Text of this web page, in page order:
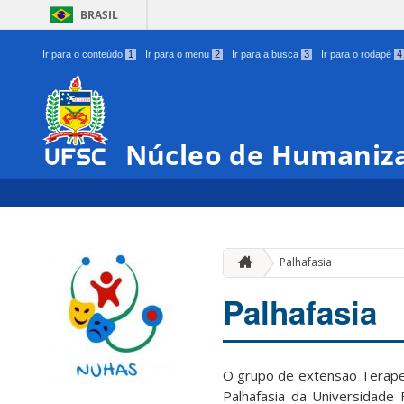
BRASIL
Ir para o conteúdo 1 Ir para o menu 2 Ir para a busca 3 Ir para o rodapé 4
Núcleo de
Palhafasia
Palhafasia
O grupo de extensão
Palhafasia da